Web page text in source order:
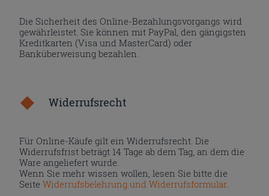
Die Sicherheit des Online-Bezahlungsvorgangs wird
gewährleistet. Sie können mit PayPal, den gängigsten
Kreditkarten (Visa und MasterCard) oder
Banküberweisung bezahlen.
Widerrufsrecht
Für Online-Käufe gilt ein Widerrufsrecht. Die
Widerrufsfrist beträgt 14 Tage ab dem Tag, an dem die
Ware angeliefert wurde.
Wenn Sie mehr wissen wollen, lesen Sie bitte die
SeiteWiderrufsbelehrung und Widerrufsformular.